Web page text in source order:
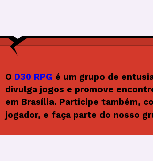
O D30 RPG é um grupo de
divulga jogos e promove
em Brasília. Participe também,
jogador, e faça parte do nosso